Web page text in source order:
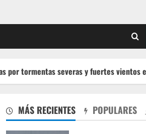
severas y fuertes vientos en Mar del Plata
MÁS RECIENTES POPULARES